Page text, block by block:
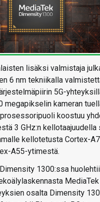
lisäksi valmistaja
6 nm tekniikalla
5G-
megapikselin kameran
koostuu
3 GHz:n kellotaajuudella
kellotetusta Cortex-
A55-ytimestä.
1300:ssa
MediaTek
osalta Dimensity